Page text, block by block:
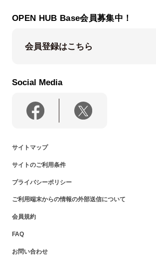
OPEN HUB Base会員募集中！
会員登録はこちら
Social Media
サイトマップ
サイトのご利用条件
プライバシーポリシー
ご利用端末からの情報の外部送信について
会員規約
FAQ
お問い合わせ